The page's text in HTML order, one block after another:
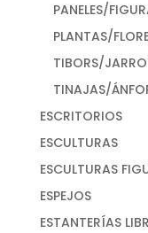
PANELES/
PLANTAS/
TIBORS/
TINAJAS/
ESCRITORIOS
ESCULTURAS
ESCULTURAS
ESPEJOS
ESTANTERÍAS